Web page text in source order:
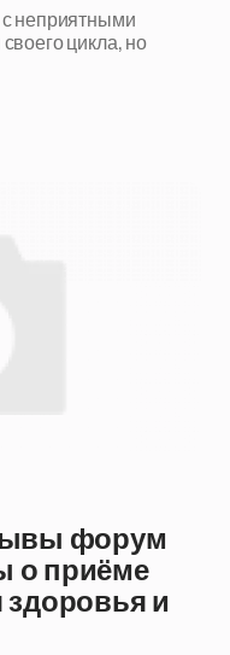
неприятными
цикла, но
форум
о приёме
здоровья и